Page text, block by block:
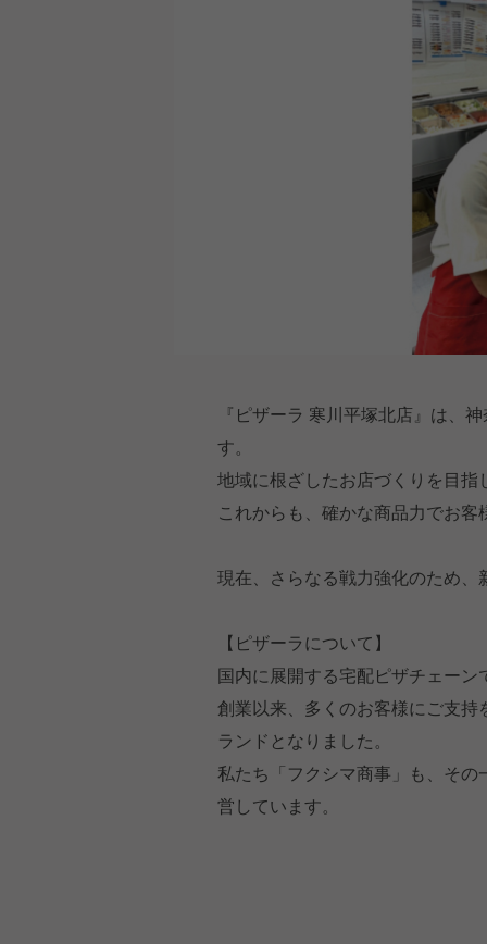
『ピザーラ 寒川平塚北店』は、
す。
地域に根ざしたお店づくりを目
これからも、確かな商品力でお
現在、さらなる戦力強化のため
【ピザーラについて】
国内に展開する宅配ピザチェーン
創業以来、多くのお客様にご支
ランドとなりました。
私たち「フクシマ商事」も、そ
営しています。